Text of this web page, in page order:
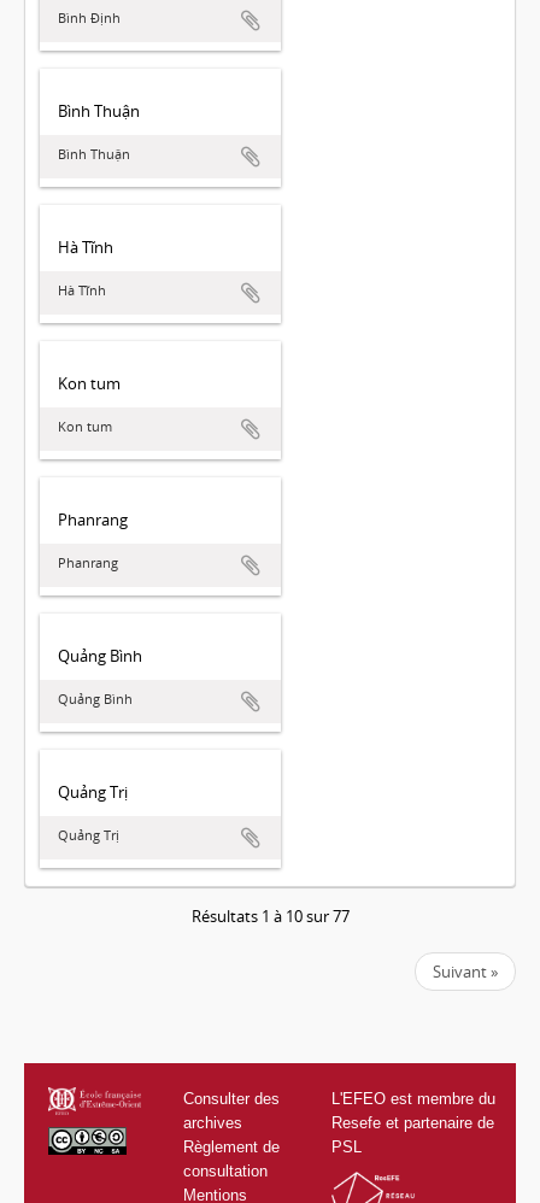
Bình Định
Bình Thuận
Bình Thuận
Hà Tĩnh
Hà Tĩnh
Kon tum
Kon tum
Phanrang
Phanrang
Quảng Bình
Quảng Bình
Quảng Trị
Quảng Trị
Résultats 1 à 10 sur 77
Suivant »
Consulter des
archives
Règlement de
consultation
Mentions
L'EFEO est membre du
Resefe et partenaire de
PSL